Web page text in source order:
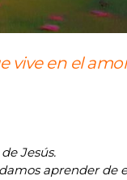
vive en el
Jesús.
aprender de